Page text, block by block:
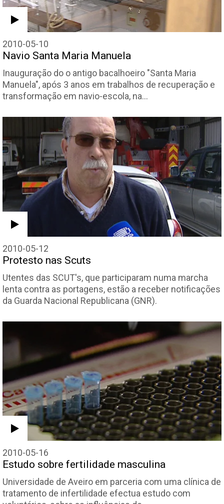
2010-05-10
Navio Santa Maria Manuela
Inauguração do o antigo bacalhoeiro "Santa Maria
Manuela", após 3 anos em trabalhos de recuperação e
transformação em navio-escola, na…
2010-05-12
Protesto nas Scuts
Utentes das SCUT's, que participaram numa marcha
lenta contra as portagens, estão a receber notificações
da Guarda Nacional Republicana (GNR).
2010-05-16
Estudo sobre fertilidade masculina
Universidade de Aveiro em parceria com uma clínica de
tratamento de infertilidade efectua estudo com